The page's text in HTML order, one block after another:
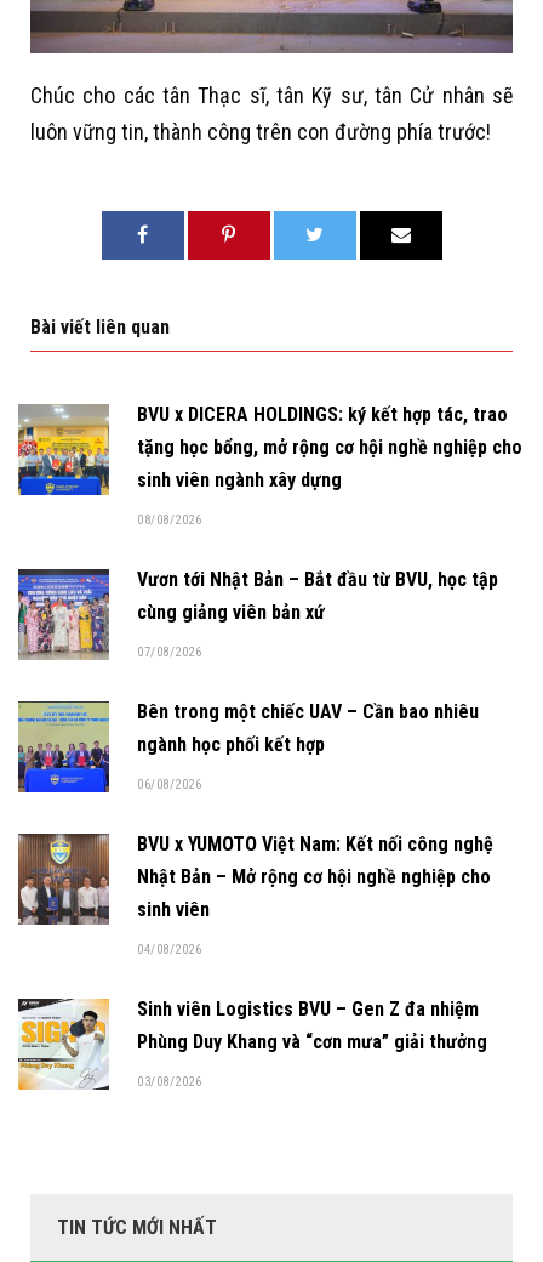
Chúc cho các tân Thạc sĩ, tân Kỹ sư, tân Cử nhân sẽ
luôn vững tin, thành công trên con đường phía trước!
Bài viết liên quan
BVU x DICERA HOLDINGS: ký kết hợp tác, trao
tặng học bổng, mở rộng cơ hội nghề nghiệp cho
sinh viên ngành xây dựng
08/08/2026
Vươn tới Nhật Bản – Bắt đầu từ BVU, học tập
cùng giảng viên bản xứ
07/08/2026
Bên trong một chiếc UAV – Cần bao nhiêu
ngành học phối kết hợp
06/08/2026
BVU x YUMOTO Việt Nam: Kết nối công nghệ
Nhật Bản – Mở rộng cơ hội nghề nghiệp cho
sinh viên
04/08/2026
Sinh viên Logistics BVU – Gen Z đa nhiệm
Phùng Duy Khang và “cơn mưa” giải thưởng
03/08/2026
TIN TỨC MỚI NHẤT